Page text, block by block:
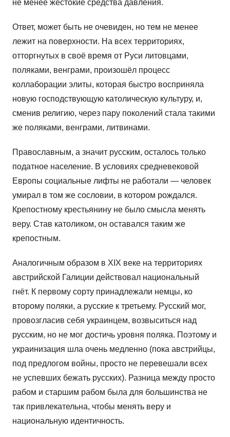
не менее жестокие средства давления.
Ответ, может быть не очевиден, но тем не менее
лежит на поверхности. На всех территориях,
отторгнутых в своё время от Руси литовцами,
поляками, венграми, произошёл процесс
коллаборации элиты, которая быстро восприняла
новую господствующую католическую культуру, и,
сменив религию, через пару поколений стала такими
же поляками, венграми, литвинами.
Православным, а значит русским, осталось только
податное население. В условиях средневековой
Европы социальные лифты не работали — человек
умирал в том же сословии, в котором рождался.
Крепостному крестьянину не было смысла менять
веру. Став католиком, он оставался таким же
крепостным.
Аналогичным образом в XIX веке на территориях
австрийской Галиции действовал национальный
гнёт. К первому сорту принадлежали немцы, ко
второму поляки, а русские к третьему. Русский мог,
провозгласив себя украинцем, возвыситься над
русским, но не мог достичь уровня поляка. Поэтому и
украинизация шла очень медленно (пока австрийцы,
под предлогом войны, просто не перевешали всех
не успевших бежать русских). Разница между просто
рабом и старшим рабом была для большинства не
так привлекательна, чтобы менять веру и
национальную идентичность.